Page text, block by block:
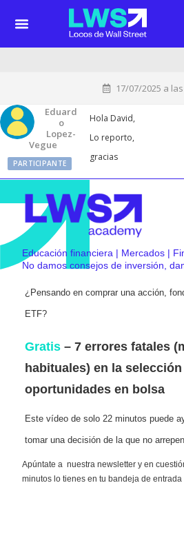
17/07/2025 a
Eduard
O
Lopez-
Vegue
PARTICIPANTE
Hola David,
Lo reporto,
gracias
Educación financiera | Mercados |
No damos consejos de inversión,
¿Pensando en comprar una acción,
ETF?
Gratis – 7 errores fatales
habituales) en la selección
oportunidades en bolsa
Este vídeo de solo 22 minutos puede
tomar una decisión de la que no
Apúntate a nuestra newsletter y en
minutos lo tienes en tu bandeja de entrada